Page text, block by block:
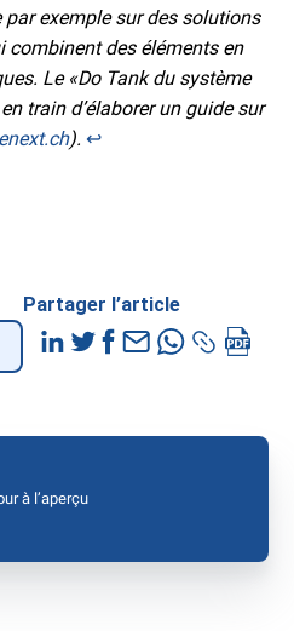
par exemple sur des solutions
combinent des éléments en
Le «Do Tank du système
train d’élaborer un guide sur
). ↩︎
Partager l’article
à l’aperçu